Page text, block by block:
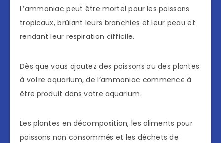
L’ammoniac peut être mortel pour les poissons
tropicaux, brûlant leurs branchies et leur peau et
rendant leur respiration difficile.
Dès que vous ajoutez des poissons ou des plantes
à votre aquarium, de l’ammoniac commence à
être produit dans votre aquarium.
Les plantes en décomposition, les aliments pour
poissons non consommés et les déchets de